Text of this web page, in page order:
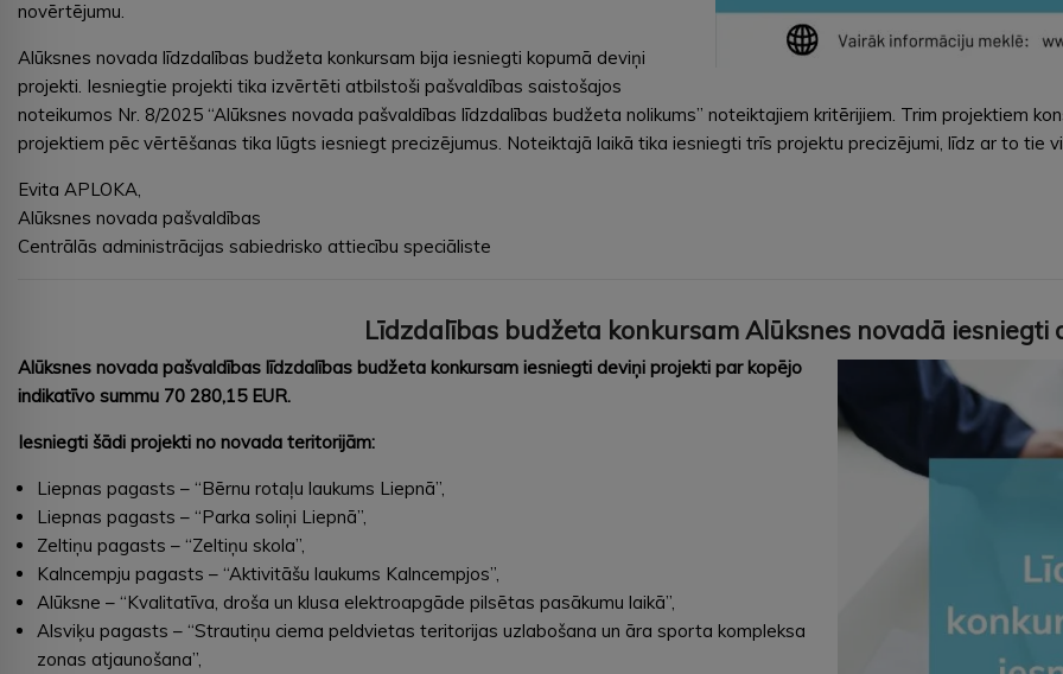
novērtējumu.
Alūksnes novada līdzdalības budžeta konkursam bija iesniegti kopumā deviņi
projekti. Iesniegtie projekti tika izvērtēti atbilstoši pašvaldības saistošajos
noteikumos Nr. 8/2025 “Alūksnes novada pašvaldības līdzdalības budžeta nolikums” noteiktajiem kritērijiem. Trim projektiem
projektiem pēc vērtēšanas tika lūgts iesniegt precizējumus. Noteiktajā laikā tika iesniegti trīs projektu precizējumi, līdz ar to tie
Evita APLOKA,
Alūksnes novada pašvaldības
Centrālās administrācijas sabiedrisko attiecību speciāliste
Līdzdalības budžeta konkursam Alūksnes novadā iesniegti
Alūksnes novada pašvaldības līdzdalības budžeta konkursam iesniegti deviņi projekti par kopējo
indikatīvo summu 70 280,15 EUR.
Iesniegti šādi projekti no novada teritorijām:
Liepnas pagasts – “Bērnu rotaļu laukums Liepnā”,
Liepnas pagasts – “Parka soliņi Liepnā”,
Zeltiņu pagasts – “Zeltiņu skola”,
Kalncempju pagasts – “Aktivitāšu laukums Kalncempjos”,
Alūksne – “Kvalitatīva, droša un klusa elektroapgāde pilsētas pasākumu laikā”,
Alsviķu pagasts – “Strautiņu ciema peldvietas teritorijas uzlabošana un āra sporta kompleksa
zonas atjaunošana”,